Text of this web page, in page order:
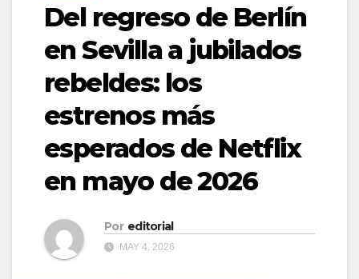
Del regreso de Berlín
en Sevilla a jubilados
rebeldes: los
estrenos más
esperados de Netflix
en mayo de 2026
Por editorial
MAY 4, 2026